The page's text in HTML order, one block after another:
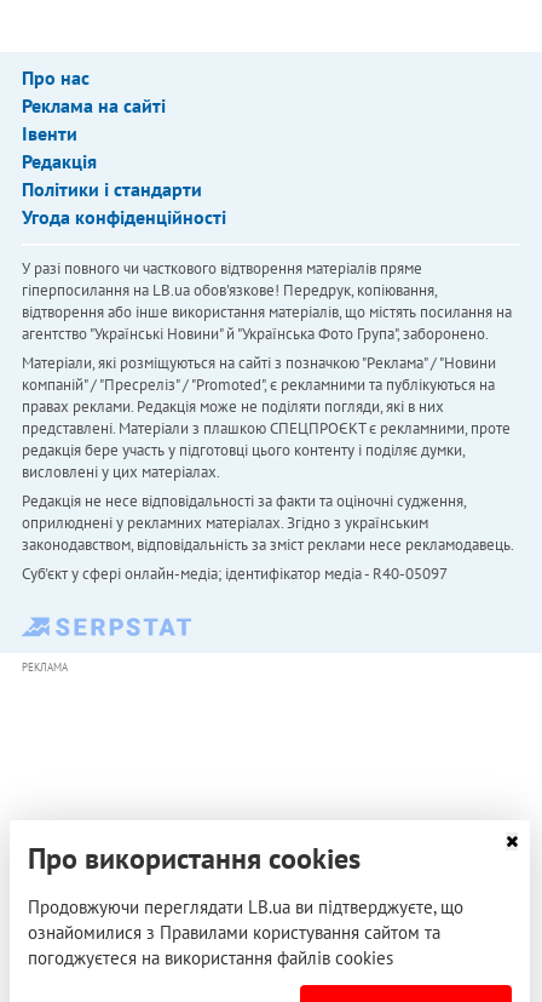
Про нас
Реклама на сайті
Івенти
Редакція
Політики і стандарти
Угода конфіденційності
У разі повного чи часткового відтворення матеріалів пряме
гіперпосилання на LB.ua обов'язкове! Передрук, копіювання,
відтворення або інше використання матеріалів, що містять посилання на
агентство "Українськi Новини" й "Українська Фото Група", заборонено.
Матеріали, які розміщуються на сайті з позначкою "Реклама" / "Новини
компаній" / "Пресреліз" / "Promoted", є рекламними та публікуються на
правах реклами. Редакція може не поділяти погляди, які в них
представлені. Матеріали з плашкою СПЕЦПРОЄКТ є рекламними, проте
редакція бере участь у підготовці цього контенту і поділяє думки,
висловлені у цих матеріалах.
Редакція не несе відповідальності за факти та оціночні судження,
оприлюднені у рекламних матеріалах. Згідно з українським
законодавством, відповідальність за зміст реклами несе рекламодавець.
Cуб'єкт у сфері онлайн-медіа; ідентифікатор медіа - R40-05097
РЕКЛАМА
Про використання cookies
Продовжуючи переглядати LB.ua ви підтверджуєте, що
ознайомилися з Правилами користування сайтом та
погоджуєтеся на використання файлів cookies